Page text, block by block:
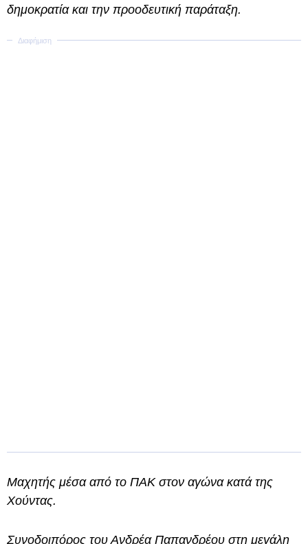
δημοκρατία και την προοδευτική παράταξη.
Μαχητής μέσα από το ΠΑΚ στον αγώνα κατά της
Χούντας.
Συνοδοιπόρος του Ανδρέα Παπανδρέου στη μεγάλη